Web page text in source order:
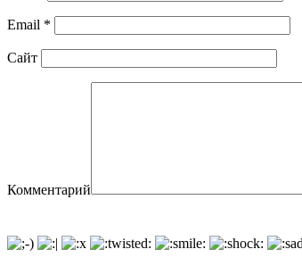
Email *
Сайт
Комментарий